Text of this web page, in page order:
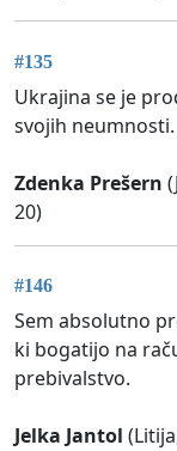
#135
Ukrajina se je
svojih neumnosti.
Zdenka Prešern
20)
#146
Sem absolutno
ki bogatijo na
prebivalstvo.
Jelka Jantol